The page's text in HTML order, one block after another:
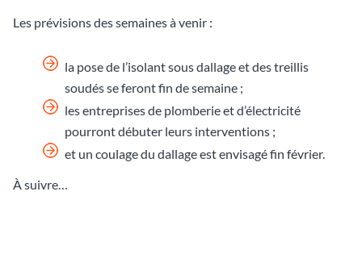
Les prévisions des semaines à venir :
la pose de l’isolant sous dallage et des treillis
soudés se feront fin de semaine ;
les entreprises de plomberie et d’électricité
pourront débuter leurs interventions ;
et un coulage du dallage est envisagé fin février.
À suivre…